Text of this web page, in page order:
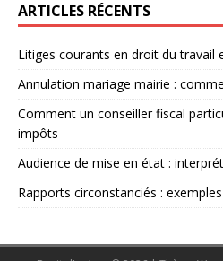
ARTICLES RÉCENTS
Litiges courants en droit du travail
Annulation mariage mairie :
Comment un conseiller fiscal
impôts
Audience de mise en état :
Rapports circonstanciés :